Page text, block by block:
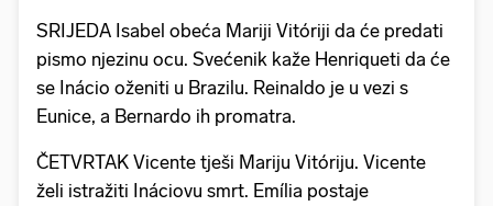
SRIJEDA Isabel obeća Mariji Vitóriji da će predati
pismo njezinu ocu. Svećenik kaže Henriqueti da će
se Inácio oženiti u Brazilu. Reinaldo je u vezi s
Eunice, a Bernardo ih promatra.
ČETVRTAK Vicente tješi Mariju Vitóriju. Vicente
želi istražiti Ináciovu smrt. Emília postaje